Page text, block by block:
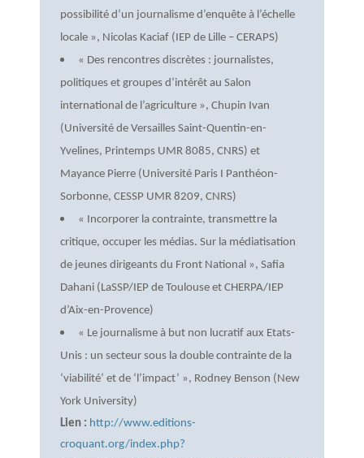
possibilité d’un journalisme d’enquête à l’échelle
locale », Nicolas Kaciaf (IEP de Lille – CERAPS)
« Des rencontres discrètes : journalistes,
politiques et groupes d’intérêt au Salon
international de l’agriculture », Chupin Ivan
(Université de Versailles Saint-Quentin-en-
Yvelines, Printemps UMR 8085, CNRS) et
Mayance Pierre (Université Paris I Panthéon-
Sorbonne, CESSP UMR 8209, CNRS)
« Incorporer la contrainte, transmettre la
critique, occuper les médias. Sur la médiatisation
de jeunes dirigeants du Front National », Safia
Dahani (LaSSP/IEP de Toulouse et CHERPA/IEP
d’Aix-en-Provence)
« Le journalisme à but non lucratif aux Etats-
Unis : un secteur sous la double contrainte de la
‘viabilité’ et de ‘l’impact’ », Rodney Benson (New
York University)
Lien : http://www.editions-
croquant.org/index.php?